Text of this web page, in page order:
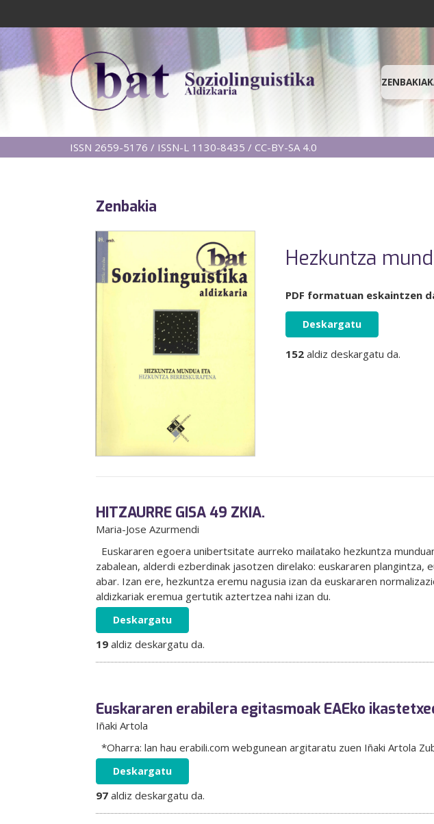
ZENBAKIAK
ISSN 2659-5176 / ISSN-L 1130-8435 / CC-BY-SA 4.0
Zenbakia
Hezkuntza
PDF formatuan eskaintzen
Deskargatu
152 aldiz deskargatu da.
HITZAURRE GISA 49 ZKIA.
Maria-Jose Azurmendi
Euskararen egoera unibertsitate aurreko mailatako hezkuntza
zabalean, alderdi ezberdinak jasotzen direlako: euskararen
abar. Izan ere, hezkuntza eremu nagusia izan da euskararen
aldizkariak eremua gertutik aztertzea nahi izan du.
Deskargatu
19aldiz deskargatu da.
Euskararen erabilera egitasmoak EAEko
Iñaki Artola
*Oharra: lan hau erabili.com webgunean argitaratu zuen Iñaki Artola
Deskargatu
97aldiz deskargatu da.